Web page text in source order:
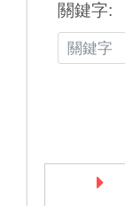
關鍵字: